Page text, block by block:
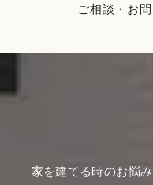
ご相談・お
家を建てる時のお悩